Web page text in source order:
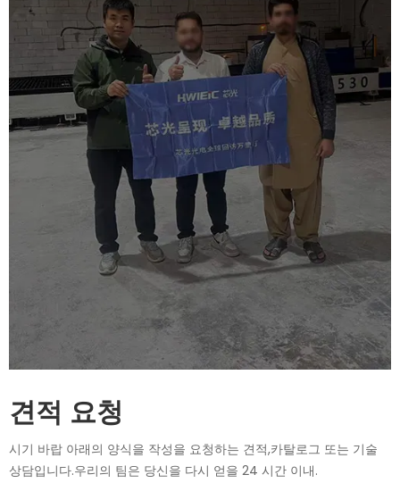
견적 요청
시기 바랍 아래의 양식을 작성을 요청하는 견적,카탈로그 또는 기술
상담입니다.우리의 팀은 당신을 다시 얻을 24 시간 이내.